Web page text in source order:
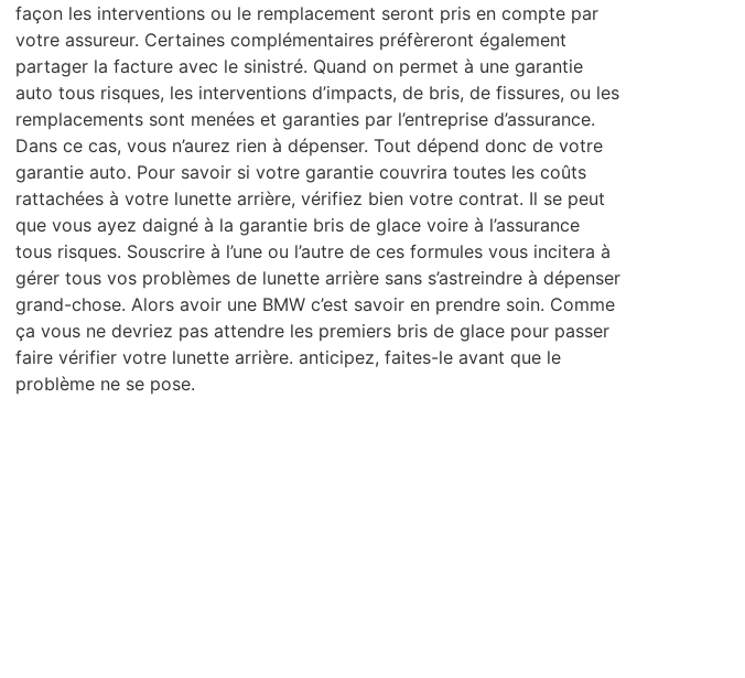
façon les interventions ou le remplacement seront pris en compte par
votre assureur. Certaines complémentaires préfèreront également
partager la facture avec le sinistré. Quand on permet à une garantie
auto tous risques, les interventions d’impacts, de bris, de fissures, ou les
remplacements sont menées et garanties par l’entreprise d’assurance.
Dans ce cas, vous n’aurez rien à dépenser. Tout dépend donc de votre
garantie auto. Pour savoir si votre garantie couvrira toutes les coûts
rattachées à votre lunette arrière, vérifiez bien votre contrat. Il se peut
que vous ayez daigné à la garantie bris de glace voire à l’assurance
tous risques. Souscrire à l’une ou l’autre de ces formules vous incitera à
gérer tous vos problèmes de lunette arrière sans s’astreindre à dépenser
grand-chose. Alors avoir une BMW c’est savoir en prendre soin. Comme
ça vous ne devriez pas attendre les premiers bris de glace pour passer
faire vérifier votre lunette arrière. anticipez, faites-le avant que le
problème ne se pose.